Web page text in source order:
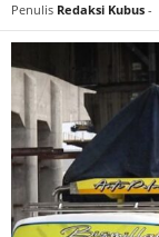
Penulis Redaksi Kubus -